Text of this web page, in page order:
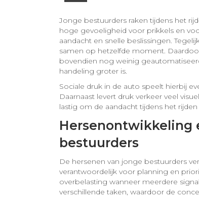
Jonge bestuurders raken tijdens het
hoge gevoeligheid voor prikkels en
aandacht en snelle beslissingen.
samen op hetzelfde moment.
bovendien nog weinig
handeling groter is.
Sociale druk in de auto speelt hierbij
Daarnaast levert druk verkeer veel
lastig om de aandacht tijdens het
Hersenontwikkeling
bestuurders
De hersenen van jonge bestuurders
verantwoordelijk voor planning en
overbelasting wanneer meerdere
verschillende taken, waardoor de